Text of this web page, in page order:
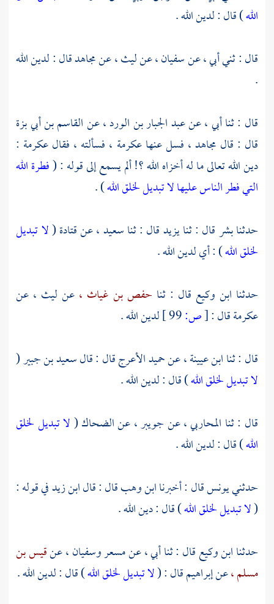
الله) قال : لدين الله .
قال : ثني أبي ، عنسفيان ،عنليث ،عنمجاهدقال : لدين الله
.
قال : ثنا أبي ، عنعبد الجبار بن الورد ،عنالقاسم بن أبي بزة
قال : قال مجاهد ، فسل عنهاعكرمة ، فسألته ، فقالعكرمة :
دين الله تعالى ما له أخزاه الله ؟! ألم يسمع إلى قوله : (فطرة الله
التي فطر الناس عليها لا تبديل لخلق الله) .
حدثنابشرقال : ثنايزيدقال : ثناسعيد ،عنقتادة(لا تبديل
لخلق الله) : أي لدين الله .
حدثنا ابن وكيع قال : ثنا حفص بن غياث ، عن ليث ، عن
عكرمةقال :[ص:
لدين الله .
قال : ثناابن عيينة ،عنحميد الأعرجقال : قالسعيد بن جبير(
لا تبديل لخلق الله) قال : لدين الله .
قال : ثنا المحاربي ،عنجويبر ،عنالضحاك(لا تبديل لخلق
الله) قال : لدين الله .
حدثنييونسقال : أخبرناابن وهبقال : قالابن زيدفي قوله :
(لا تبديل لخلق الله) قال : دين الله .
حدثناابن وكيعقال : ثنا أبي ، عنمسعروسفيان ،عنقيس بن
مسلم ،عنإبراهيمقال : (لا تبديل لخلق الله) قال : لدين الله .